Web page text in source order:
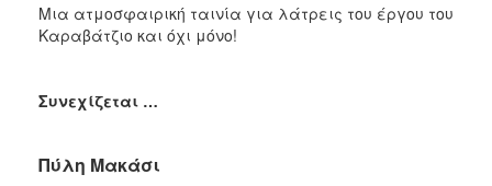
Μια ατμοσφαιρική ταινία για λάτρεις του έργου του
Καραβάτζιο και όχι μόνο!
Συνεχίζεται …
Πύλη Μακάσι